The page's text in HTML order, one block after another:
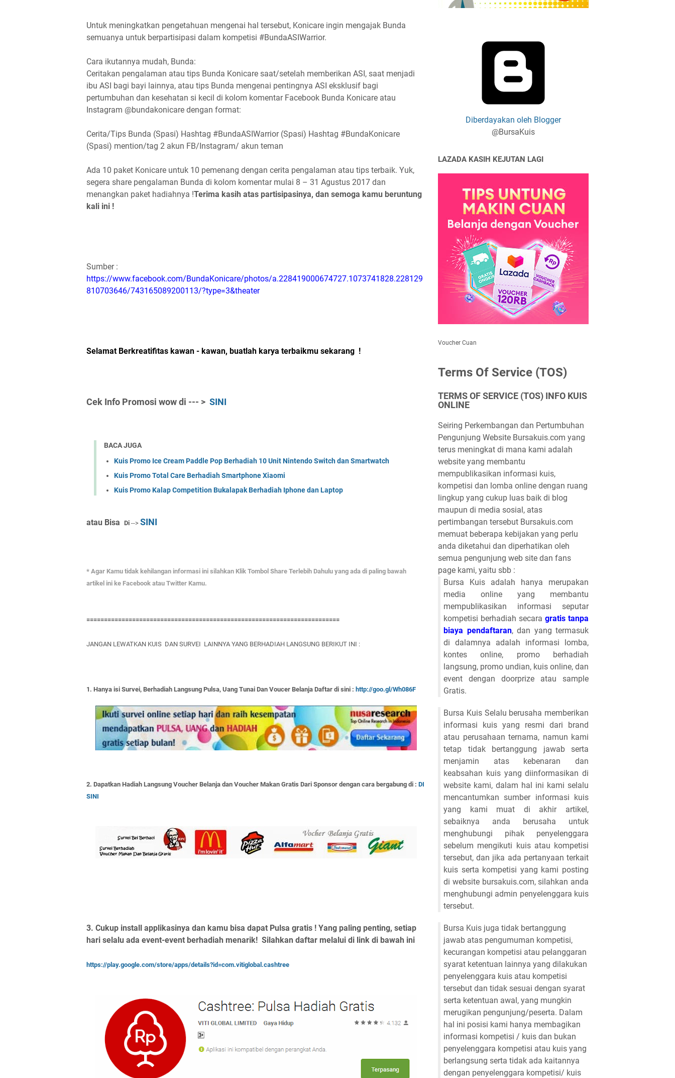
Untuk meningkatkan pengetahuan mengenai hal tersebut, Konicare ingin mengajak Bunda
semuanya untuk berpartisipasi dalam kompetisi #BundaASIWarrior.
Cara ikutannya mudah, Bunda:
Ceritakan pengalaman atau tips Bunda Konicare saat/setelah memberikan ASI, saat menjadi
ibu ASI bagi bayi lainnya, atau tips Bunda mengenai pentingnya ASI eksklusif bagi
pertumbuhan dan kesehatan si kecil di kolom komentar Facebook Bunda Konicare atau
Instagram @bundakonicare dengan format:
Cerita/Tips Bunda (Spasi) Hashtag #BundaASIWarrior (Spasi) Hashtag #BundaKonicare
(Spasi) mention/tag 2 akun FB/Instagram/ akun teman
Ada 10 paket Konicare untuk 10 pemenang dengan cerita pengalaman atau tips terbaik. Yuk,
segera share pengalaman Bunda di kolom komentar mulai 8 – 31 Agustus 2017 dan
menangkan paket hadiahnya !Terima kasih atas partisipasinya, dan semoga kamu beruntung
kali ini !
Sumber :
https://www.facebook.com/BundaKonicare/photos/a.228419000674727.1073741828.228129
810703646/743165089200113/?type=3&theater
Selamat Berkreatifitas kawan - kawan, buatlah karya terbaikmu sekarang !
Cek Info Promosi wow di --- > SINI
BACA JUGA
Kuis Promo Ice Cream Paddle Pop Berhadiah 10 Unit Nintendo Switch dan Smartwatch
Kuis Promo Total Care Berhadiah Smartphone Xiaomi
Kuis Promo Kalap Competition Bukalapak Berhadiah Iphone dan Laptop
atau Bisa Di --> SINI
* Agar Kamu tidak kehilangan informasi ini silahkan Klik Tombol Share Terlebih Dahulu yang ada di paling bawah
artikel ini ke Facebook atau Twitter Kamu.
========================================================================
JANGAN LEWATKAN KUIS DAN SURVEI LAINNYA YANG BERHADIAH LANGSUNG BERIKUT INI :
1. Hanya isi Survei, Berhadiah Langsung Pulsa, Uang Tunai Dan Voucer Belanja Daftar di sini : http://goo.gl/Wh086F
2. Dapatkan Hadiah Langsung Voucher Belanja dan Voucher Makan Gratis Dari Sponsor dengan cara bergabung di : DI
SINI
3. Cukup install applikasinya dan kamu bisa dapat Pulsa gratis ! Yang paling penting, setiap
hari selalu ada event-event berhadiah menarik! Silahkan daftar melalui di link di bawah ini
https://play.google.com/store/apps/details?id=com.vitiglobal.cashtree
Diberdayakan oleh Blogger
@BursaKuis
LAZADA KASIH KEJUTAN LAGI
Voucher Cuan
Terms Of Service (TOS)
TERMS OF SERVICE (TOS) INFO KUIS
ONLINE
Seiring Perkembangan dan Pertumbuhan
Pengunjung Website Bursakuis.com yang
terus meningkat di mana kami adalah
website yang membantu
mempublikasikan informasi kuis,
kompetisi dan lomba online dengan ruang
lingkup yang cukup luas baik di blog
maupun di media sosial, atas
pertimbangan tersebut Bursakuis.com
memuat beberapa kebijakan yang perlu
anda diketahui dan diperhatikan oleh
semua pengunjung web site dan fans
page kami, yaitu sbb :
Bursa Kuis adalah hanya merupakan
media online yang membantu
mempublikasikan informasi seputar
kompetisi berhadiah secara gratis tanpa
biaya pendaftaran, dan yang termasuk
di dalamnya adalah informasi lomba,
kontes online, promo berhadiah
langsung, promo undian, kuis online, dan
event dengan doorprize atau sample
Gratis.
Bursa Kuis Selalu berusaha memberikan
informasi kuis yang resmi dari brand
atau perusahaan ternama, namun kami
tetap tidak bertanggung jawab serta
menjamin atas kebenaran dan
keabsahan kuis yang diinformasikan di
website kami, dalam hal ini kami selalu
mencantumkan sumber informasi kuis
yang kami muat di akhir artikel,
sebaiknya anda berusaha untuk
menghubungi pihak penyelenggara
sebelum mengikuti kuis atau kompetisi
tersebut, dan jika ada pertanyaan terkait
kuis serta kompetisi yang kami posting
di website bursakuis.com, silahkan anda
menghubungi admin penyelenggara kuis
tersebut.
Bursa Kuis juga tidak bertanggung
jawab atas pengumuman kompetisi,
kecurangan kompetisi atau pelanggaran
syarat ketentuan lainnya yang dilakukan
penyelenggara kuis atau kompetisi
tersebut dan tidak sesuai dengan syarat
serta ketentuan awal, yang mungkin
merugikan pengunjung/peserta. Dalam
hal ini posisi kami hanya membagikan
informasi kompetisi / kuis dan bukan
penyelenggara kompetisi atau kuis yang
berlangsung serta tidak ada kaitannya
dengan penyelenggara kompetisi/ kuis